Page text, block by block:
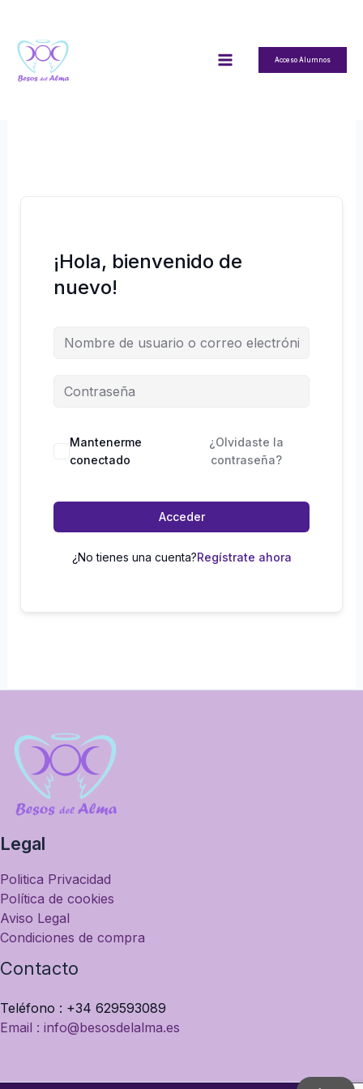
contenido
Acceso Alumnos
¡Hola, bienvenido de
nuevo!
Mantenerme
conectado
¿Olvidaste la
contraseña?
Acceder
¿No tienes una cuenta?Regístrate ahora
Legal
Politica Privacidad
Política de cookies
Aviso Legal
Condiciones de compra
Contacto
Teléfono : +34 629593089
Email : info@besosdelalma.es